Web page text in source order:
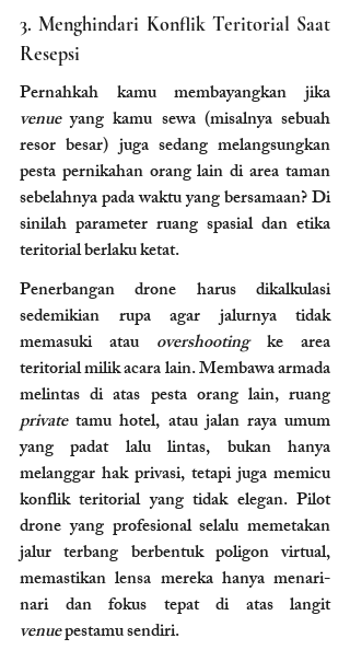
3. Menghindari Konflik Teritorial Saat
Resepsi
venue yang kamu sewa (misalnya sebuah
resor besar) juga sedang melangsungkan
pesta pernikahan orang lain di area taman
sebelahnya pada waktu yang bersamaan? Di
sinilah parameter ruang spasial dan etika
teritorial berlaku ketat.
Penerbangan drone harus dikalkulasi
sedemikian rupa agar jalurnya tidak
memasuki atau overshooting ke area
teritorial milik acara lain. Membawa armada
private tamu hotel, atau jalan raya umum
yang padat lalu lintas, bukan hanya
melanggar hak privasi, tetapi juga memicu
konflik teritorial yang tidak elegan. Pilot
drone yang profesional selalu memetakan
jalur terbang berbentuk poligon virtual,
memastikan lensa mereka hanya menari-
nari dan fokus tepat di atas langit
venue pestamu sendiri.